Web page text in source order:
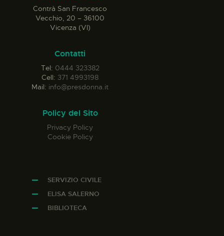
Contrà San Francesco
Vecchio, 20 – 36100
Vicenza (VI)
Contatti
Tel: 0444 323382
Cell: 371 4993198
Mail: info@presdonna.it
Policy del Sito
Privacy Policy
Cookie Policy
SERVIZIO CIVILE
ELISA SALERNO
BIBLIOTECA